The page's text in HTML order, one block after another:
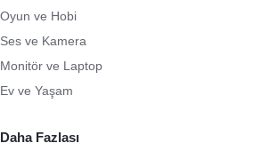
Oyun ve Hobi
Ses ve Kamera
Monitör ve Laptop
Ev ve Yaşam
Daha Fazlası